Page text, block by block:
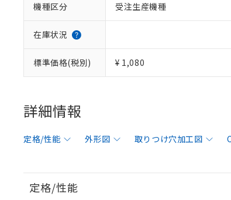
機種区分 受注生産機種
在庫状況
標準価格(税別) ¥ 1,080
詳細情報
定格/性能 外形図 取りつけ穴加工図
定格/性能